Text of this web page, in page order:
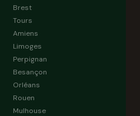
Brest
Tours
Amiens
Limoges
Perpignan
Besançon
Orléans
Rouen
Mulhouse